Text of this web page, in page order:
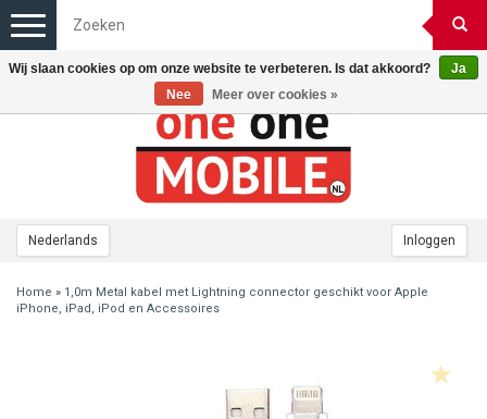
Nederlands Inloggen
Toggle
navigation
Home » 1,0m Metal kabel met Lightning connector geschikt voor Apple
iPhone, iPad, iPod en Accessoires
Wij slaan cookies op om onze website te verbeteren. Is dat akkoord?
Ja
Nee
Meer over cookies »